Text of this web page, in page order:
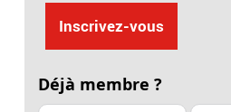
Inscrivez-vous
Déjà membre ?